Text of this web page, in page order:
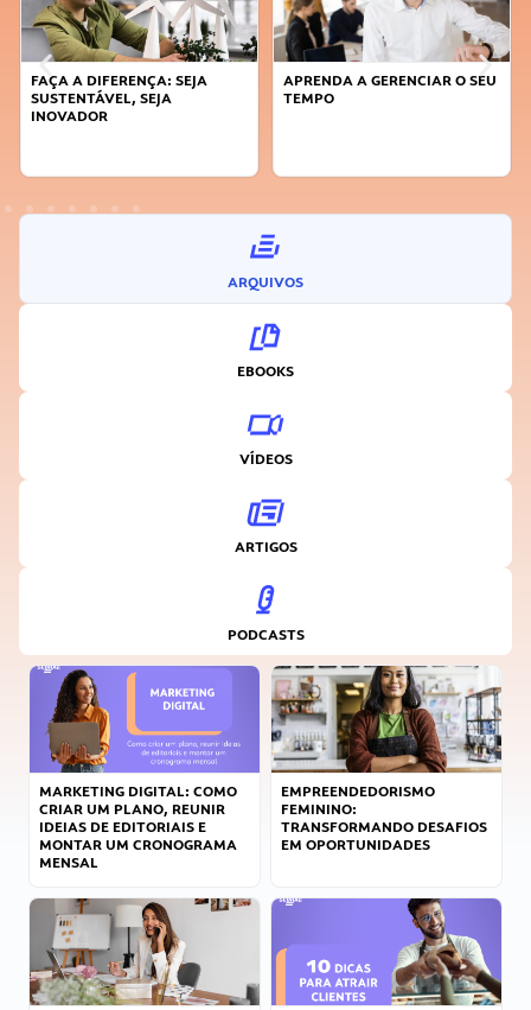
FAÇA A DIFERENÇA: SEJA
SUSTENTÁVEL, SEJA
INOVADOR
APRENDA A GERENCIAR O SEU
TEMPO
ARQUIVOS
EBOOKS
VÍDEOS
ARTIGOS
PODCASTS
MARKETING DIGITAL: COMO
CRIAR UM PLANO, REUNIR
IDEIAS DE EDITORIAIS E
MONTAR UM CRONOGRAMA
MENSAL
EMPREENDEDORISMO
FEMININO:
TRANSFORMANDO DESAFIOS
EM OPORTUNIDADES